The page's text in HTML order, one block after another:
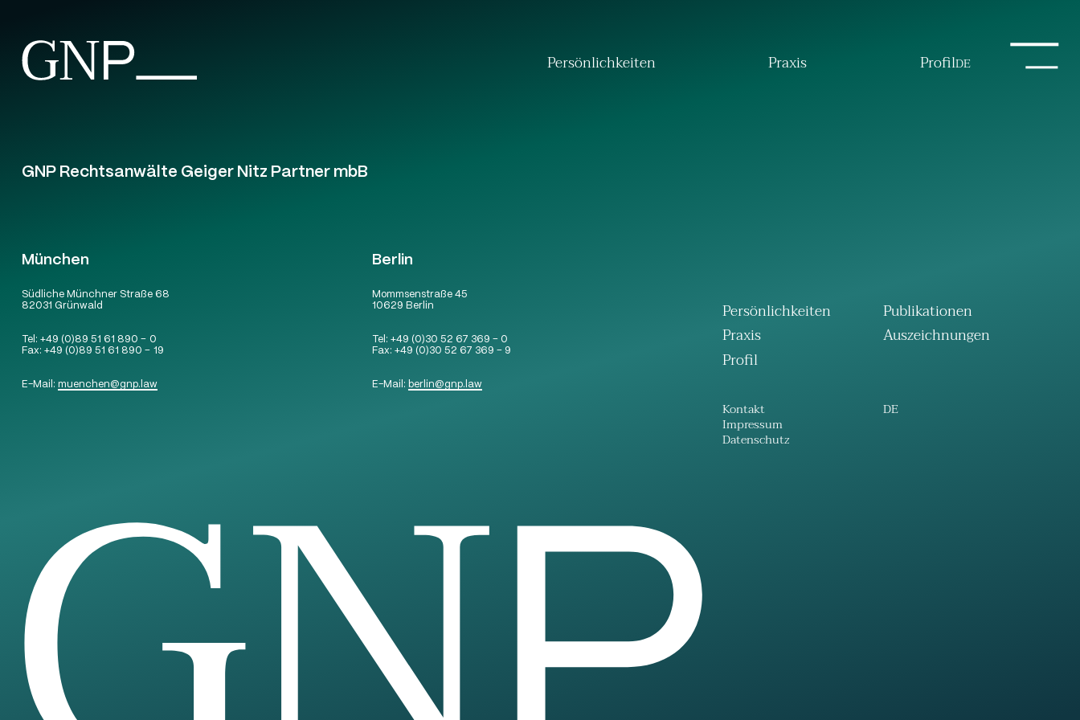
Persönlichkeiten Praxis ProfilDE
GNP Rechtsanwälte Geiger Nitz Partner mbB
München
Südliche Münchner Straße 68
82031 Grünwald
Tel:+49 (0)89 51 61 890 – 0
Fax:+49 (0)89 51 61 890 – 19
E-Mail:muenchen@gnp.law
Berlin
Mommsenstraße 45
10629 Berlin
Tel: +49 (0)30 52 67 369 – 0
Fax: +49 (0)30 52 67 369 – 9
E-Mail: berlin@gnp.law
Persönlichkeiten
Praxis
Profil
Kontakt
Impressum
Datenschutz
Publikationen
Auszeichnungen
DE